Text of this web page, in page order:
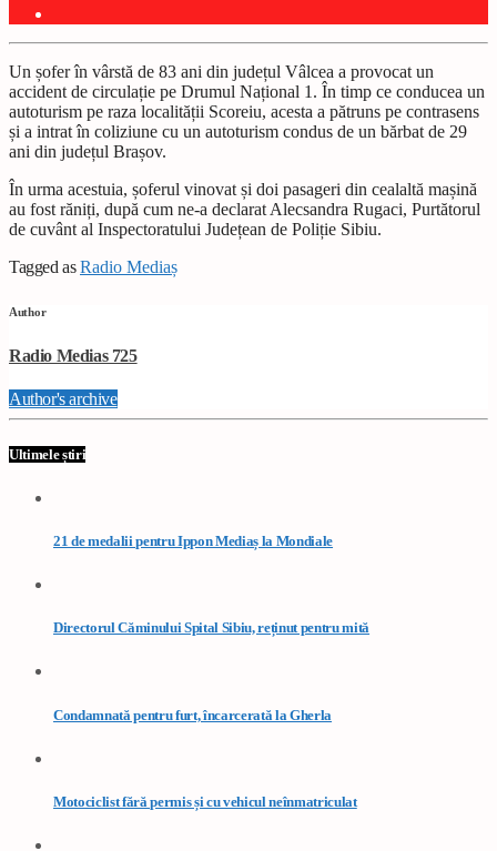
Un șofer în vârstă de 83 ani din județul Vâlcea a provocat un
accident de circulație pe Drumul Național 1. În timp ce conducea un
autoturism pe raza localității Scoreiu, acesta a pătruns pe contrasens
și a intrat în coliziune cu un autoturism condus de un bărbat de 29
ani din județul Brașov.
În urma acestuia, șoferul vinovat și doi pasageri din cealaltă mașină
au fost răniți, după cum ne-a declarat Alecsandra Rugaci, Purtătorul
de cuvânt al Inspectoratului Județean de Poliție Sibiu.
Tagged asRadio Mediaș
Author
Radio Medias 725
Author's archive
Ultimele știri
21 de medalii pentru Ippon Mediaș la Mondiale
Directorul Căminului Spital Sibiu, reținut pentru mită
Condamnată pentru furt, încarcerată la Gherla
Motociclist fără permis și cu vehicul neînmatriculat